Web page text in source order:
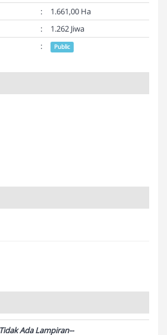
:
1.661,00 Ha
:
1.262 Jiwa
: Public
Ada Lampiran--